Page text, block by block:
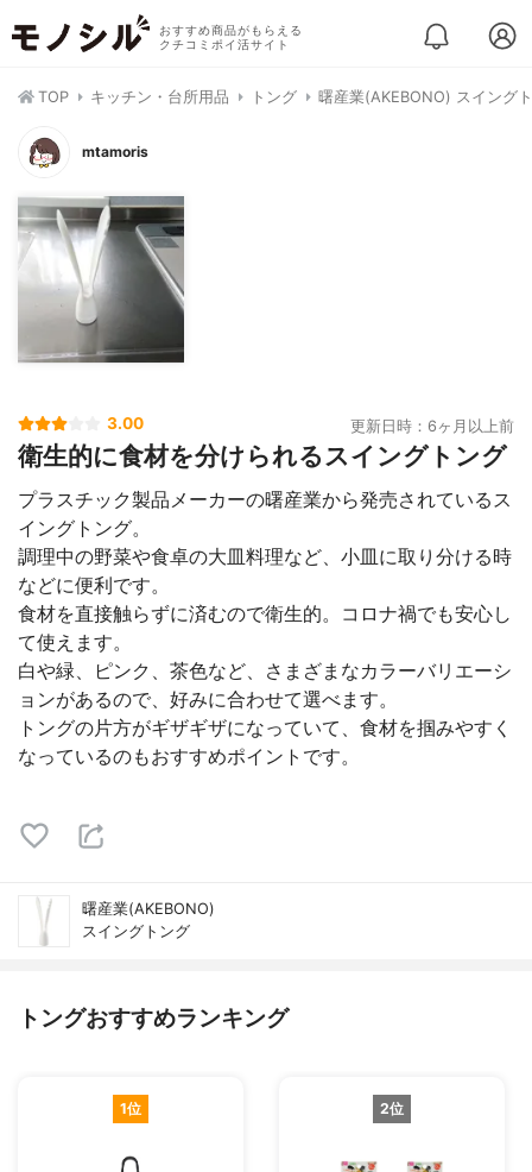
おすすめ商品がもらえる
クチコミポイ活サイト
TOP キッチン・台所用品 トング 曙産業(AKEBONO) スイング
mtamoris
3.00 更新日時：6ヶ月以上前
衛生的に食材を分けられるスイングトング
プラスチック製品メーカーの曙産業から発売されているス
イングトング。
調理中の野菜や食卓の大皿料理など、小皿に取り分ける時
などに便利です。
食材を直接触らずに済むので衛生的。コロナ禍でも安心し
て使えます。
白や緑、ピンク、茶色など、さまざまなカラーバリエーシ
ョンがあるので、好みに合わせて選べます。
トングの片方がギザギザになっていて、食材を掴みやすく
なっているのもおすすめポイントです。
曙産業(AKEBONO)
スイングトング
トングおすすめランキング
1位 2位